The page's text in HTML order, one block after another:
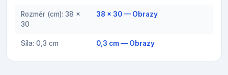
Rozměr (cm): 38 x
30
38 x 30 — Obrazy
Síla: 0,3 cm 0,3 cm — Obrazy